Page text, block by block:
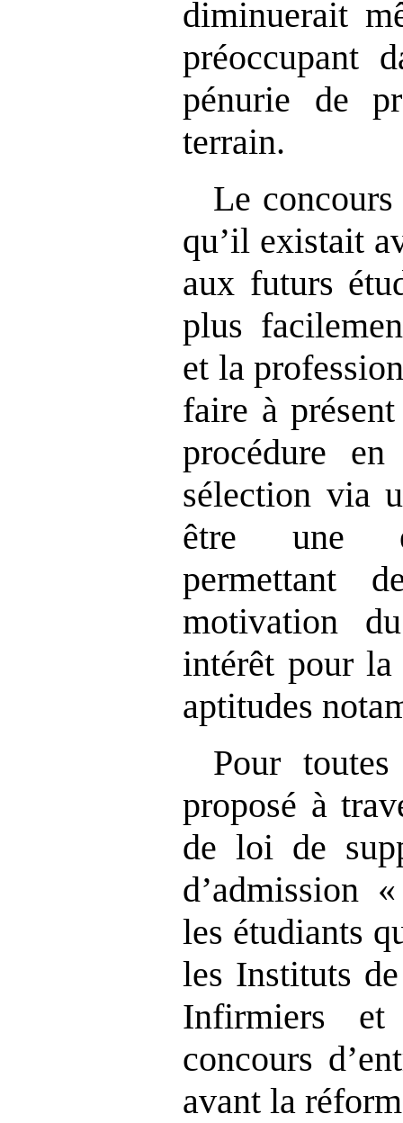
diminuerait
préoccupant
pénurie de
terrain.
Le
qu’il existait
aux futurs
plus
et la
faire à
procédure
sélection via
être une
permettant
motivation
intérêt pour la
aptitudes
Pour
proposé à
de loi de
d’admission
les étudiants
les Instituts
Infirmiers
concours
avant la